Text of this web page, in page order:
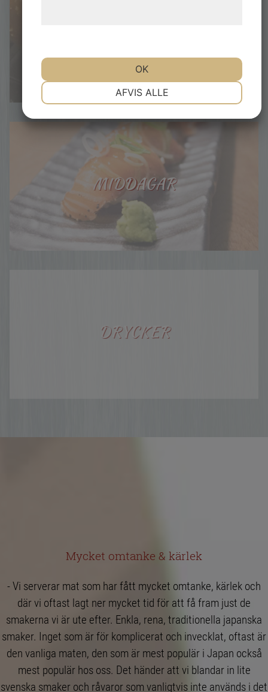
MIDDAGAR
DRYCKER
Mycket omtanke & kärlek
- Vi serverar mat som har fått mycket omtanke, kärlek och
där vi oftast lagt ner mycket tid för att få fram just de
smakerna vi är ute efter. Enkla, rena, traditionella japanska
smaker. Inget som är för komplicerat och invecklat, oftast är
den vanliga maten, den som är mest populär i Japan också
mest populär hos oss. Det händer att vi blandar in lite
svenska smaker och råvaror som vanligtvis inte används i det
MARKETING STATISTIK
AFVIS ALLE
OK